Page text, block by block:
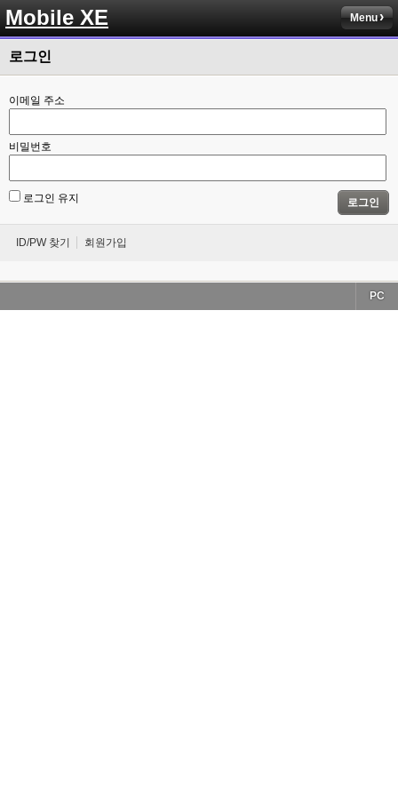
Mobile XE Menu
로그인
이메일 주소
비밀번호
로그인 유지 로그인
ID/PW 찾기 회원가입
PC